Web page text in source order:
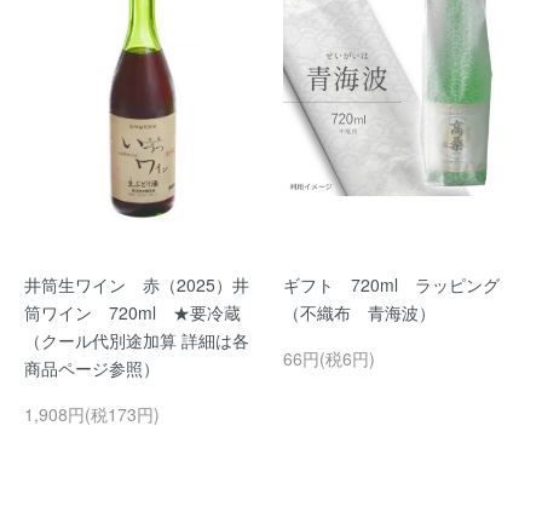
井筒生ワイン 赤（2025）井
筒ワイン 720ml ★要冷蔵
（クール代別途加算 詳細は各
商品ページ参照）
1,908円(税173円)
ギフト 720ml ラッピング
（不織布 青海波）
66円(税6円)